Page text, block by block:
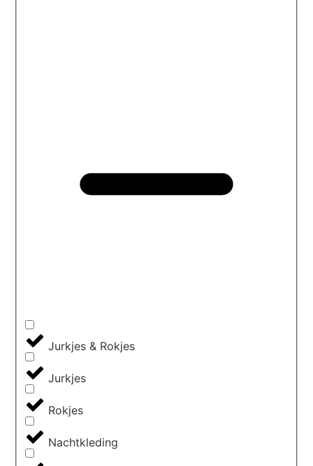
Jurkjes & Rokjes
Jurkjes
Rokjes
Nachtkleding